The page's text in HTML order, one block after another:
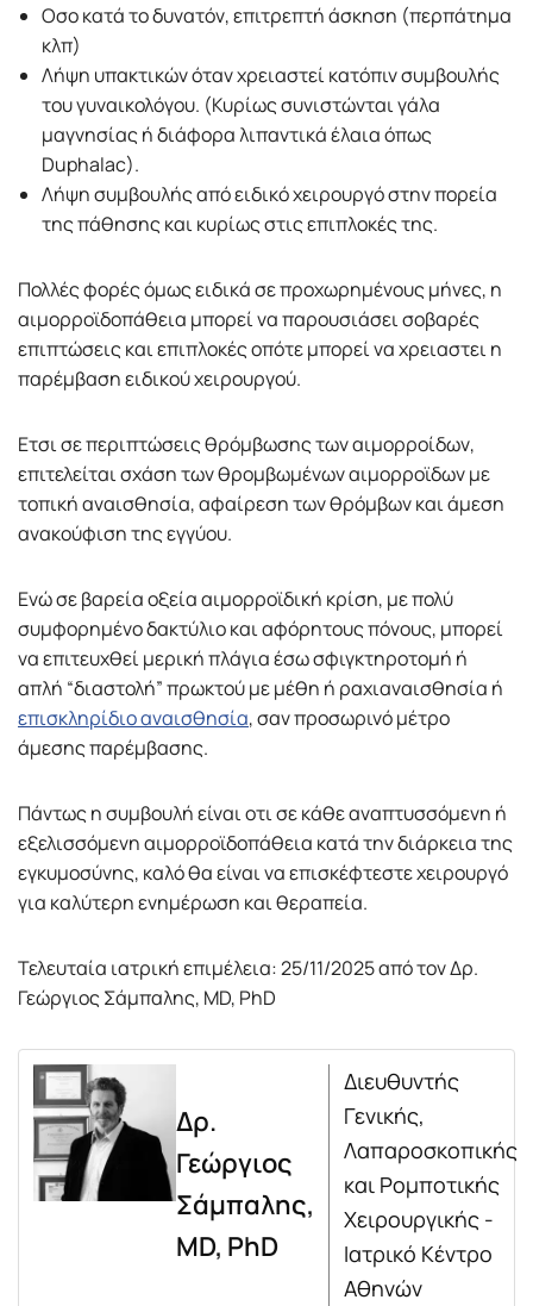
Οσο κατά το δυνατόν, επιτρεπτή άσκηση (περπάτημα
κλπ)
Λήψη υπακτικών όταν χρειαστεί κατόπιν συμβουλής
του γυναικολόγου. (Κυρίως συνιστώνται γάλα
μαγνησίας ή διάφορα λιπαντικά έλαια όπως
Duphalac).
Λήψη συμβουλής από ειδικό χειρουργό στην πορεία
της πάθησης και κυρίως στις επιπλοκές της.
Πολλές φορές όμως ειδικά σε προχωρημένους μήνες, η
αιμορροϊδοπάθεια μπορεί να παρουσιάσει σοβαρές
επιπτώσεις και επιπλοκές οπότε μπορεί να χρειαστει η
παρέμβαση ειδικού χειρουργού.
Ετσι σε περιπτώσεις θρόμβωσης των αιμορροίδων,
επιτελείται σχάση των θρομβωμένων αιμορροϊδων με
τοπική αναισθησία, αφαίρεση των θρόμβων και άμεση
ανακούφιση της εγγύου.
Ενώ σε βαρεία οξεία αιμορροϊδική κρίση, με πολύ
συμφορημένο δακτύλιο και αφόρητους πόνους, μπορεί
να επιτευχθεί μερική πλάγια έσω σφιγκτηροτομή ή
απλή “διαστολή” πρωκτού με μέθη ή ραχιαναισθησία ή
επισκληρίδιο αναισθησία, σαν προσωρινό μέτρο
άμεσης παρέμβασης.
Πάντως η συμβουλή είναι οτι σε κάθε αναπτυσσόμενη ή
εξελισσόμενη αιμορροϊδοπάθεια κατά την διάρκεια της
εγκυμοσύνης, καλό θα είναι να επισκέφτεστε χειρουργό
για καλύτερη ενημέρωση και θεραπεία.
Τελευταία ιατρική επιμέλεια: 25/11/2025 από τον Δρ.
Γεώργιος Σάμπαλης, MD, PhD
Δρ.
Γεώργιος
Σάμπαλης,
MD, PhD
Διευθυντής
Γενικής,
Λαπαροσκοπικής
και Ρομποτικής
Χειρουργικής -
Ιατρικό Κέντρο
Αθηνών